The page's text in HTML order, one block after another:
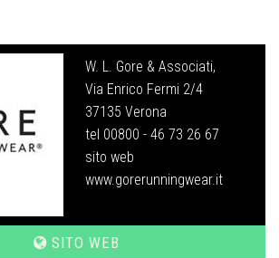
W. L. Gore & Associati,
Via Enrico Fermi 2/4
37135 Verona
tel 00800 - 46 73 26 67
sito web
www.gorerunningwear.it
SITO WEB